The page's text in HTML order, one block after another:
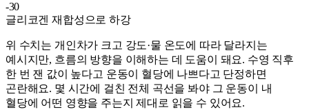
-30
글리코겐 재합성으로 하강
위 수치는 개인차가 크고 강도·물 온도에 따라 달라지는
예시지만, 흐름의 방향을 이해하는 데 도움이 돼요. 수영 직후
한 번 잰 값이 높다고 운동이 혈당에 나쁘다고 단정하면
곤란해요. 몇 시간에 걸친 전체 곡선을 봐야 그 운동이 내
혈당에 어떤 영향을 주는지 제대로 읽을 수 있어요.